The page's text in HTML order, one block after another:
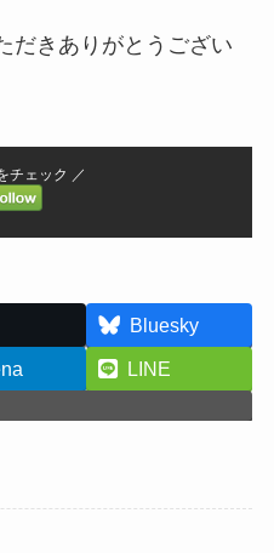
だきありがとうござい
チェック ／
Bluesky
LINE